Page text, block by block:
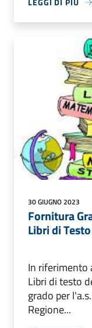
30 GIUGNO 2023
Fornitura
Libri di
In riferimento
Libri di testo
grado per
Regione...